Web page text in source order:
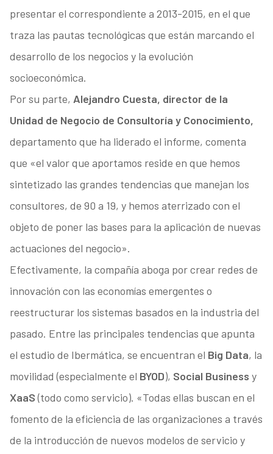
presentar el correspondiente a 2013-2015, en el que
traza las pautas tecnológicas que están marcando el
desarrollo de los negocios y la evolución
socioeconómica.
Por su parte, Alejandro Cuesta, director de la
Unidad de Negocio de Consultoría y Conocimiento,
departamento que ha liderado el informe, comenta
que «el valor que aportamos reside en que hemos
sintetizado las grandes tendencias que manejan los
consultores, de 90 a 19, y hemos aterrizado con el
objeto de poner las bases para la aplicación de nuevas
actuaciones del negocio».
Efectivamente, la compañía aboga por crear redes de
innovación con las economías emergentes o
reestructurar los sistemas basados en la industria del
pasado. Entre las principales tendencias que apunta
el estudio de Ibermática, se encuentran el Big Data, la
movilidad (especialmente el BYOD), Social Business y
XaaS(todo como servicio). «Todas ellas buscan en el
fomento de la eficiencia de las organizaciones a través
de la introducción de nuevos modelos de servicio y